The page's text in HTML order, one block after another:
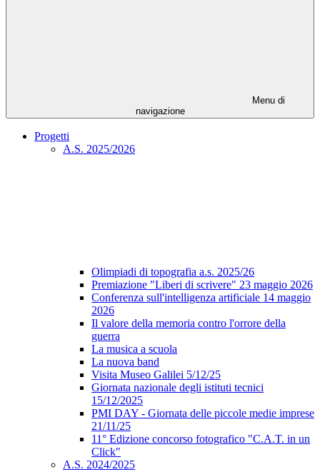
Menu di
navigazione
Progetti
A.S. 2025/2026
Olimpiadi di topografia a.s. 2025/26
Premiazione "Liberi di scrivere" 23 maggio 2026
Conferenza sull'intelligenza artificiale 14 maggio
2026
Il valore della memoria contro l'orrore della
guerra
La musica a scuola
La nuova band
Visita Museo Galilei 5/12/25
Giornata nazionale degli istituti tecnici
15/12/2025
PMI DAY - Giornata delle piccole medie imprese
21/11/25
11° Edizione concorso fotografico "C.A.T. in un
Click"
A.S. 2024/2025